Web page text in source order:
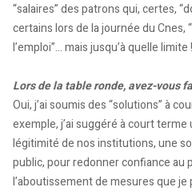
“salaires” des patrons qui, certes,
certains lors de la journée du Cnes,
l’emploi”… mais jusqu’à quelle limite
Lors de la table ronde, avez-vous
Oui, j’ai soumis des “solutions” à
exemple, j’ai suggéré à court
légitimité de nos institutions, une
public, pour redonner confiance au
l’aboutissement de mesures que